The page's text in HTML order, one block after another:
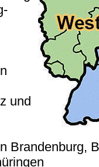
und
Brandenburg,